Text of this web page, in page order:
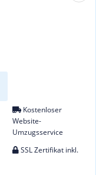
Kostenloser
Website-
Umzugsservice
SSL Zertifikat inkl.